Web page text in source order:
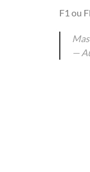
F1 ou
—